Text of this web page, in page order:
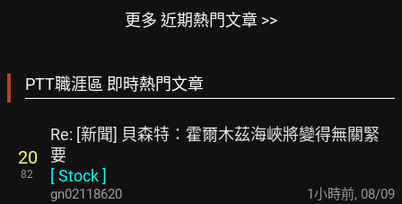
更多 近期熱門文章 >>
PTT職涯區 即時熱門文章
20
82
Re: [新聞] 貝森特：霍爾木茲海峽將變得無關緊
要
[Stock]
gn02118620 1小時前, 08/09